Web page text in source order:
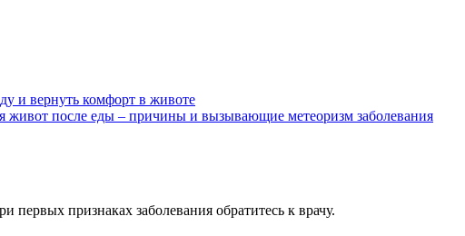
и вернуть комфорт в животе
живот после еды – причины и вызывающие метеоризм заболевания
признаках заболевания обратитесь к врачу.